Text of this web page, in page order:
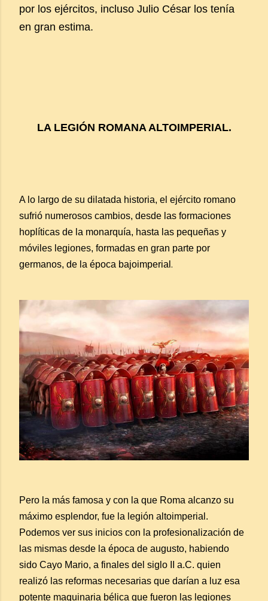
por los ejércitos, incluso Julio César los tenía
en gran estima.
LA LEGIÓN ROMANA ALTOIMPERIAL.
A lo largo de su dilatada historia, el ejército romano
sufrió numerosos cambios, desde las formaciones
hoplíticas de la monarquía, hasta las pequeñas y
móviles legiones, formadas en gran parte por
germanos, de la época bajoimperial .
Pero la más famosa y con la que Roma alcanzo su
máximo esplendor, fue la legión altoimperial.
Podemos ver sus inicios con la profesionalización de
las mismas desde la época de augusto, habiendo
sido Cayo Mario, a finales del siglo II a.C. quien
realizó las reformas necesarias que darían a luz esa
potente maquinaria bélica que fueron las legiones